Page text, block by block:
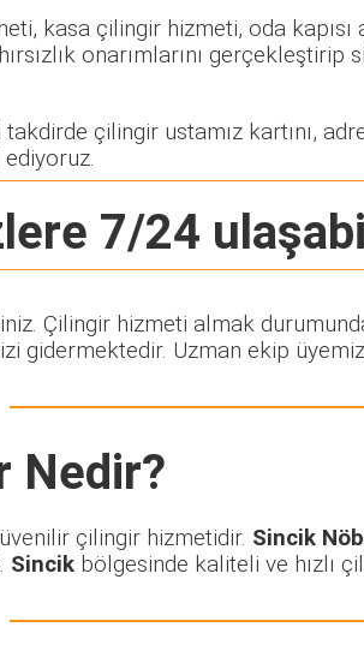
kasa çilingir hizmeti, oda kapısı
onarımlarını gerçekleştirip
çilingir ustamız kartını,
7/24
Çilingir hizmeti almak
gidermektedir. Uzman ekip
Nedir?
çilingir hizmetidir. Sincik
Sincik bölgesinde kaliteli ve hızlı